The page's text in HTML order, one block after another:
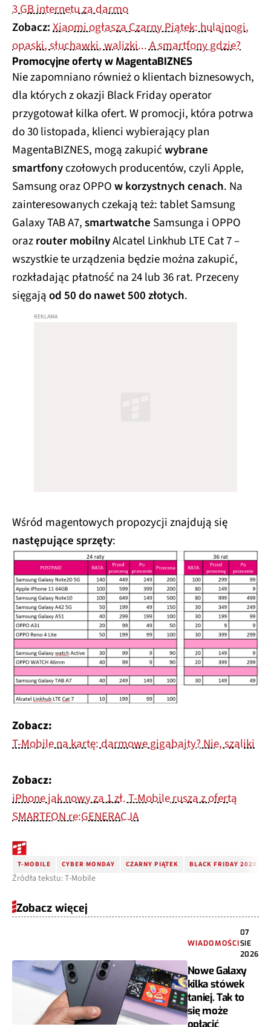
3 GB internetu za darmo
Zobacz:Xiaomi ogłasza Czarny Piątek: hulajnogi,
opaski, słuchawki, walizki... A smartfony gdzie?
Promocyjne oferty w MagentaBIZNES
Nie zapomniano również o klientach biznesowych,
dla których z okazji Black Friday operator
przygotował kilka ofert. W promocji, która potrwa
do 30 listopada, klienci wybierający plan
MagentaBIZNES, mogą zakupićwybrane
smartfonyczołowych producentów, czyli Apple,
Samsung oraz OPPOw korzystnych cenach. Na
zainteresowanych czekają też: tablet Samsung
Galaxy TAB A7,smartwatche Samsunga i OPPO
orazrouter mobilnyAlcatel Linkhub LTE Cat 7 –
wszystkie te urządzenia będzie można zakupić,
rozkładając płatność na 24 lub 36 rat. Przeceny
sięgająod 50 do nawet 500 złotych.
Wśród magentowych propozycji znajdują się
następujące sprzęty:
Zobacz:
T-Mobile na kartę: darmowe gigabajty? Nie, szaliki
Zobacz:
iPhone jak nowy za 1 zł. T-Mobile rusza z ofertą
SMARTFON re:GENERACJA
T-MOBILE CYBER MONDAY CZARNY PIĄTEK BLACK FRIDAY 2020
Źródła tekstu: T-Mobile
Zobacz więcej
WIADOMOŚCI
07
SIE
2026
Nowe Galaxy
kilka stówek
taniej. Tak to
się może
opłacić